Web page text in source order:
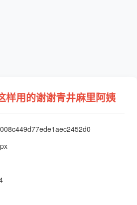
样用的谢谢青井麻里阿姨